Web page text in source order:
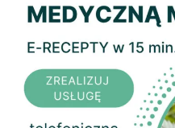
Stonerchef – edukacja
Według Radia Wolna
kontrole nie przyniosły
bada Ministerstwo
Północnej oraz Komisja